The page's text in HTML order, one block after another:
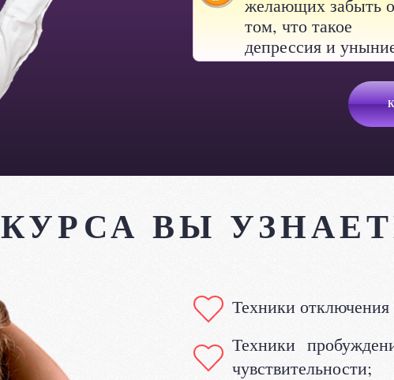
желающих забыть о
том, что такое
депрессия и
ВЫ
Техники отключения
Техники
чувствительности;